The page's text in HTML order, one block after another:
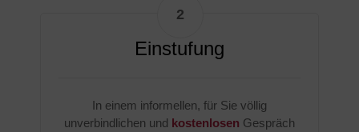
Einstufung
In einem informellen, für Sie völlig
unverbindlichen und kostenlosen Gespräch